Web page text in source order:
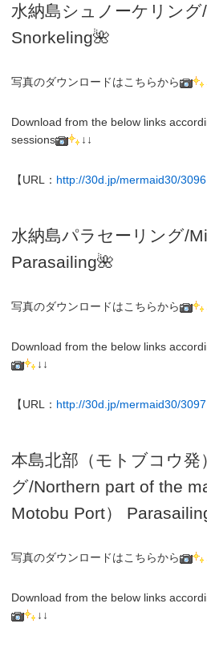
水納島シュノーケリング/
Snorkeling🌺
写真のダウンロードはこちらから
Download from the below links
sessions
↓↓
【URL： http://30d.jp/mermaid30/3096
水納島パラセーリング/
Parasailing🌺
写真のダウンロードはこちらから
Download from the below links
↓↓
【URL： http://30d.jp/mermaid30/3097
本島北部（モトブコウ発
グ/Northern part of the
Motobu Port）
写真のダウンロードはこちらから
Download from the below links
↓↓